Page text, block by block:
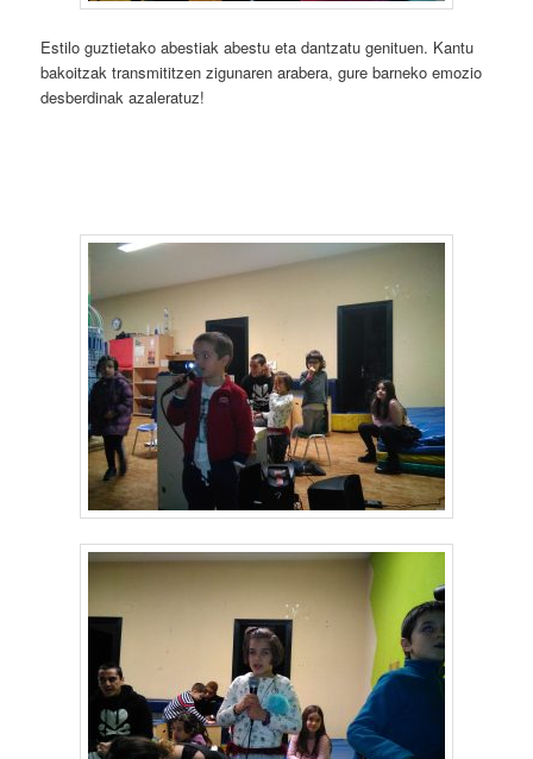
Estilo guztietako abestiak abestu eta dantzatu genituen. Kantu
bakoitzak transmititzen zigunaren arabera, gure barneko emozio
desberdinak azaleratuz!